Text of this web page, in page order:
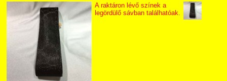
A raktáron lévő színek a
legördülő sávban találhatóak.